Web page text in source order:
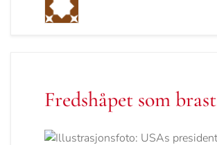
Fredshåpet som brast